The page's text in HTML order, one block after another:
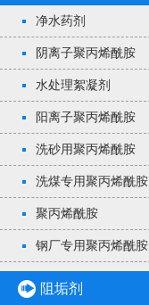
净水药剂
阴离子聚丙烯酰胺
水处理絮凝剂
阳离子聚丙烯酰胺
洗砂用聚丙烯酰胺
洗煤专用聚丙烯酰胺
聚丙烯酰胺
钢厂专用聚丙烯酰胺
阻垢剂